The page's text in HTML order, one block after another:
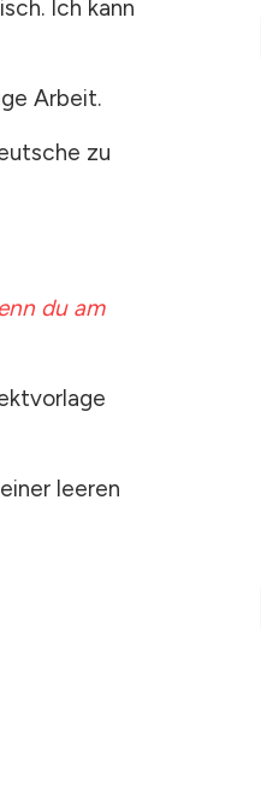
Ich kann
Arbeit.
zu
du am
leeren